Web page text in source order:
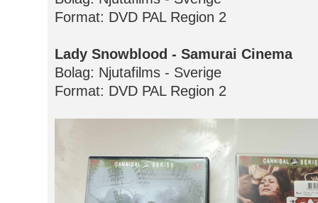
Format: DVD PAL Region 2
Lady Snowblood - Samurai Cinema
Bolag: Njutafilms - Sverige
Format: DVD PAL Region 2